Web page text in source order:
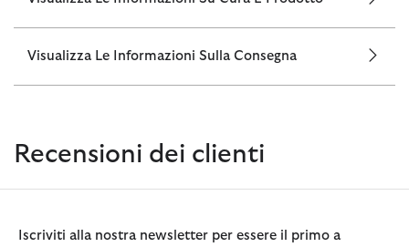
Visualizza Le Informazioni Sulla Consegna
Recensioni dei clienti
Iscriviti alla nostra newsletter per essere il primo a